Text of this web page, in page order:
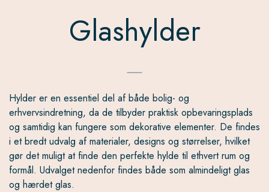
Glashylder
Hylder er en essentiel del af både bolig- og
erhvervsindretning, da de tilbyder praktisk opbevaringsplads
og samtidig kan fungere som dekorative elementer. De findes
i et bredt udvalg af materialer, designs og størrelser, hvilket
gør det muligt at finde den perfekte hylde til ethvert rum og
formål. Udvalget nedenfor findes både som almindeligt glas
og hærdet glas.